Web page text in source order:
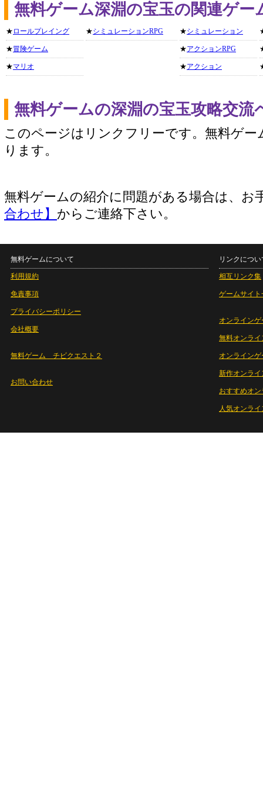
無料ゲーム深淵の宝玉の関連ゲー
★ ロールプレイング
★冒険ゲーム
★マリオ
★シミュレーションRPG ★シミュレーション
★アクションRPG
★アクション
無料ゲームの深淵の宝玉攻略交流
このページはリンクフリーです。無料ゲー
ります。
無料ゲームの紹介に問題がある場合は、お
合わせ】 からご連絡下さい。
無料ゲームについて
利用規約
免責事項
プライバシーポリシー
会社概要
無料ゲーム チビクエスト２
お問い合わせ
リンクについ
相互リンク集
ゲームサイト
オンラインゲ
無料オンライ
オンライン
新作オンライ
おすすめオ
人気オンラ